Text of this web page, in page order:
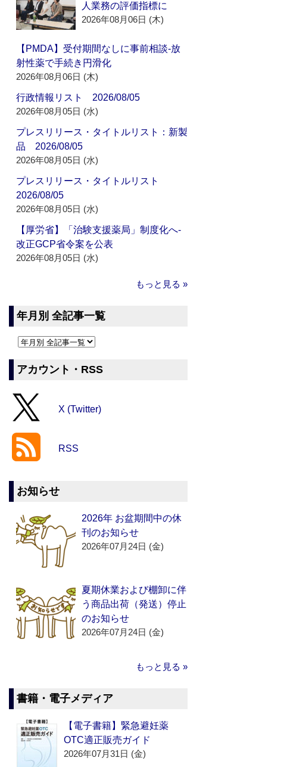
人業務の評価指標に
2026年08月06日 (木)
【PMDA】受付期間なしに事前相談‐放
射性薬で手続き円滑化
2026年08月06日 (木)
行政情報リスト 2026/08/05
2026年08月05日 (水)
プレスリリース・タイトルリスト：新製
品 2026/08/05
2026年08月05日 (水)
プレスリリース・タイトルリスト
2026/08/05
2026年08月05日 (水)
【厚労省】「治験支援薬局」制度化へ‐
改正GCP省令案を公表
2026年08月05日 (水)
もっと見る »
年月別 全記事一覧
アカウント・RSS
X (Twitter)
RSS
お知らせ
2026年 お盆期間中の休
刊のお知らせ
2026年07月24日 (金)
夏期休業および棚卸に伴
う商品出荷（発送）停止
のお知らせ
2026年07月24日 (金)
もっと見る »
書籍・電子メディア
【電子書籍】緊急避妊薬
OTC適正販売ガイド
2026年07月31日 (金)